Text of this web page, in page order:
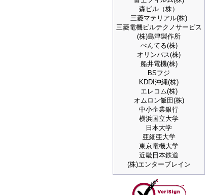
森ビル（株）
三菱マテリアル(株)
三菱電機ビルテクノサービス
(株)島津製作所
ぺんてる(株)
オリンパス(株)
船井電機(株)
BSフジ
KDDI沖縄(株)
エレコム(株)
オムロン飯田(株)
中小企業銀行
横浜国立大学
日本大学
亜細亜大学
東京電機大学
近畿日本鉄道
(株)エンターブレイン